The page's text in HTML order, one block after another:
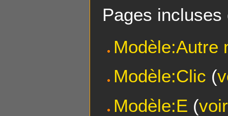
Pages
Modèle:Autre
Modèle:Clic (
Modèle:E (